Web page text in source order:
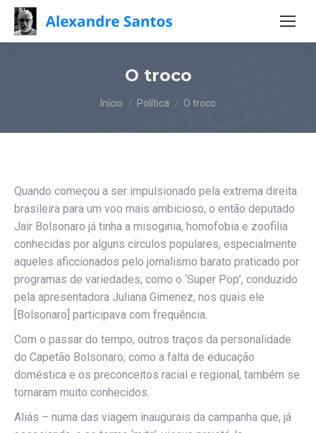
O troco
Você está aqui:
Início Política O troco
Quando começou a ser impulsionado pela extrema direita
brasileira para um voo mais ambicioso, o então deputado
Jair Bolsonaro já tinha a misoginia, homofobia e zoofilia
conhecidas por alguns círculos populares, especialmente
aqueles aficcionados pelo jornalismo barato praticado por
programas de variedades, como o ‘Super Pop’, conduzido
pela apresentadora Juliana Gimenez, nos quais ele
[Bolsonaro] participava com frequência.
Com o passar do tempo, outros traços da personalidade
do Capetão Bolsonaro, como a falta de educação
doméstica e os preconceitos racial e regional, também se
tornaram muito conhecidos.
Aliás – numa das viagem inaugurais da campanha que, já